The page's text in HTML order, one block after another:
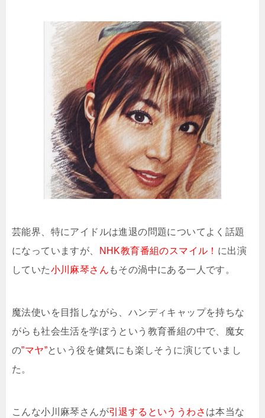
芸能界、特にアイドルは進退の問題についてよく話題
になっていますが、
NHK教育番組のスマイル！ に出演
していた小川麻琴さん もその渦中にある一人です。
魔法使いを目指しながら、ハンディキャップを持ちな
がらも社会生活を学ぼうという教育番組の中で、魔女
の”マヤ”という役を健気にも楽しそうに演じていまし
た。
こんな小川麻琴さんが引退するといううわさ は本当な